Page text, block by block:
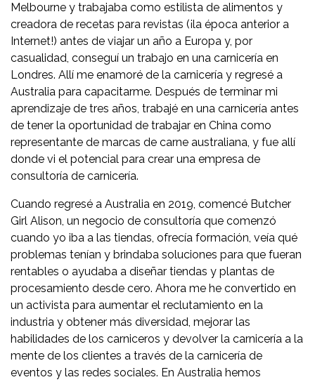
Melbourne y trabajaba como estilista de alimentos y
creadora de recetas para revistas (¡la época anterior a
Internet!) antes de viajar un año a Europa y, por
casualidad, conseguí un trabajo en una carnicería en
Londres. Allí me enamoré de la carnicería y regresé a
Australia para capacitarme. Después de terminar mi
aprendizaje de tres años, trabajé en una carnicería antes
de tener la oportunidad de trabajar en China como
representante de marcas de carne australiana, y fue allí
donde vi el potencial para crear una empresa de
consultoría de carnicería.
Cuando regresé a Australia en 2019, comencé Butcher
Girl Alison, un negocio de consultoría que comenzó
cuando yo iba a las tiendas, ofrecía formación, veía qué
problemas tenían y brindaba soluciones para que fueran
rentables o ayudaba a diseñar tiendas y plantas de
procesamiento desde cero. Ahora me he convertido en
un activista para aumentar el reclutamiento en la
industria y obtener más diversidad, mejorar las
habilidades de los carniceros y devolver la carnicería a la
mente de los clientes a través de la carnicería de
eventos y las redes sociales. En Australia hemos